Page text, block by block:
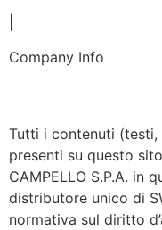
Company Info
Tutti i contenuti (testi,
presenti su questo
CAMPELLO S.P.A. in
distributore unico di
normativa sul diritto